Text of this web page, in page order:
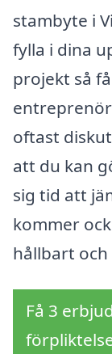
stambyte i
fylla i dina
projekt så
oftast
att du kan
sig tid att
kommer
hållbart
Få 3